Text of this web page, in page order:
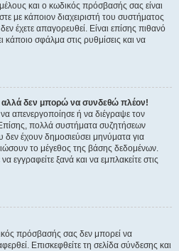
και ο κωδικός πρόσβασής σας είναι
με κάποιον διαχειριστή του συστήματος
έχετε απαγορευθεί. Είναι επίσης πιθανό
κάποιο σφάλμα στις ρυθμίσεις και να
δεν μπορώ να συνδεθώ πλέον!
να απενεργοποίησε ή να διέγραψε τον
πολλά συστήματα συζητήσεων
έχουν δημοσιεύσει μηνύματα για
το μέγεθος της βάσης δεδομένων.
εγγραφείτε ξανά και να εμπλακείτε στις
πρόσβασής σας δεν μπορεί να
Επισκεφθείτε τη σελίδα σύνδεσης και